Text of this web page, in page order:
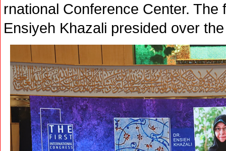
rnational Conference Center.
Ensiyeh Khazali presided over